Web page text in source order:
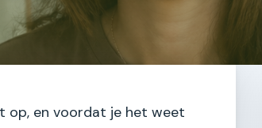
op, en voordat je het weet